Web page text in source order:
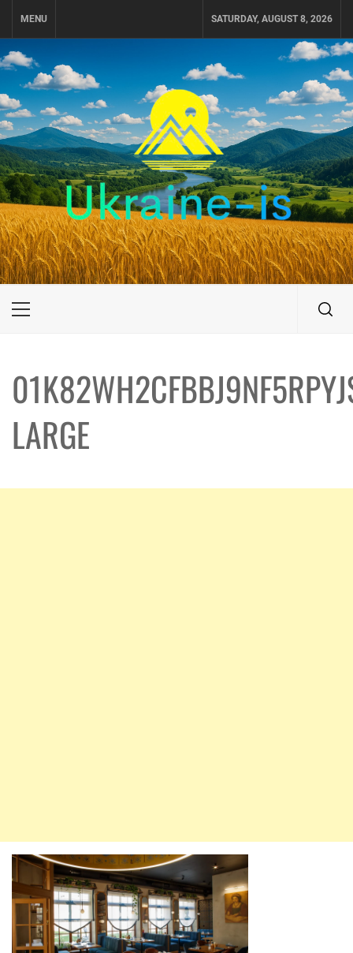
MENU SATURDAY, AUGUST 8, 2026
UKRAINE-IS
ПОДОРОЖI ПО УКРАЇНІ
Primary
LARGE